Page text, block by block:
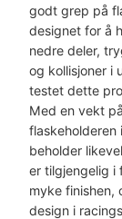
o
l
d
e
r
E
l
i
t
e
T
godt grep på
designet for å
nedre deler,
og kollisjoner i
testet dette
Med en vekt
flaskeholderen
beholder
er tilgjengelig i
myke finishen,
design i